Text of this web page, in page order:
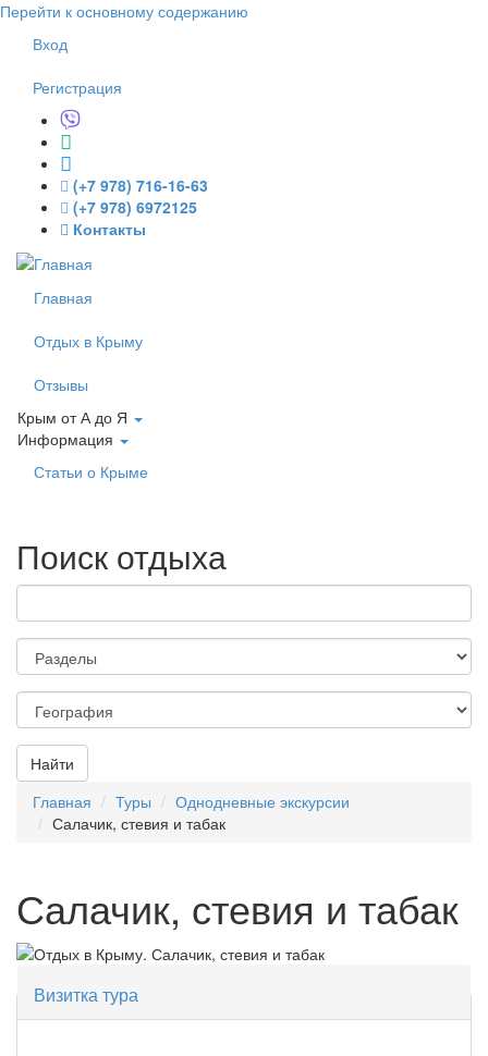
Перейти к основному содержанию
Вход
Регистрация
(+7 978) 716-16-63
(+7 978) 6972125
Контакты
Главная
Отдых в Крыму
Отзывы
Крым от А до Я
Информация
Статьи о Крыме
Поиск отдыха
Найти
Главная
Туры
Однодневные экскурсии
Салачик, стевия и табак
Салачик, стевия и табак
Визитка тура